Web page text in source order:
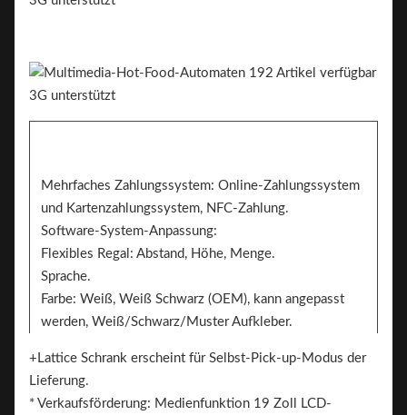
Mehrfaches Zahlungssystem: Online-Zahlungssystem
und Kartenzahlungssystem, NFC-Zahlung.
Software-System-Anpassung:
Flexibles Regal: Abstand, Höhe, Menge.
Sprache.
Farbe: Weiß, Weiß Schwarz (OEM), kann angepasst
werden, Weiß/Schwarz/Muster Aufkleber.
Das ist Brand.
+Lattice Schrank erscheint für Selbst-Pick-up-Modus der
Lieferung.
* Verkaufsförderung: Medienfunktion 19 Zoll LCD-